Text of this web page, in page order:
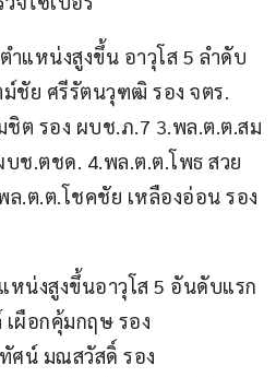
ำแหน่งสูงขึ้น อาวุโส 5 ลำดับ
ชัย ศรีรัตนวุฑฒิ รอง จตร.
ต รอง ผบช.ภ.7 3.พล.ต.ต.สม
ช.ตชด. 4.พล.ต.ต.โพธ สวย
.ต.ต.โชคชัย เหลืองอ่อน รอง
หน่งสูงขึ้นอาวุโส 5 อันดับแรก
ผือกคุ้มกฤษ รอง
ศน์ มณสวัสดิ์ รอง